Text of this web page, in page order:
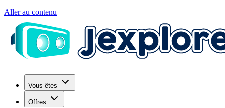
Aller au contenu
Vous êtes
Offres